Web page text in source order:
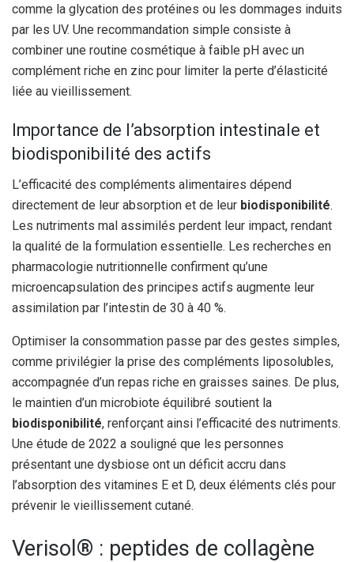
comme la glycation des protéines ou les dommages induits
par les UV. Une recommandation simple consiste à
combiner une routine cosmétique à faible pH avec un
complément riche en zinc pour limiter la perte d’élasticité
liée au vieillissement.
Importance de l’absorption intestinale et
biodisponibilité des actifs
L’efficacité des compléments alimentaires dépend
directement de leur absorption et de leur biodisponibilité.
Les nutriments mal assimilés perdent leur impact, rendant
la qualité de la formulation essentielle. Les recherches en
pharmacologie nutritionnelle confirment qu’une
microencapsulation des principes actifs augmente leur
assimilation par l’intestin de 30 à 40 %.
Optimiser la consommation passe par des gestes simples,
comme privilégier la prise des compléments liposolubles,
accompagnée d’un repas riche en graisses saines. De plus,
le maintien d’un microbiote équilibré soutient la
biodisponibilité, renforçant ainsi l’efficacité des nutriments.
Une étude de 2022 a souligné que les personnes
présentant une dysbiose ont un déficit accru dans
l’absorption des vitamines E et D, deux éléments clés pour
prévenir le vieillissement cutané.
Verisol® : peptides de collagène